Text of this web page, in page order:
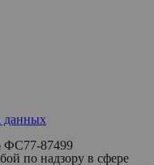
данных
ФС77-87499
по надзору в сфере